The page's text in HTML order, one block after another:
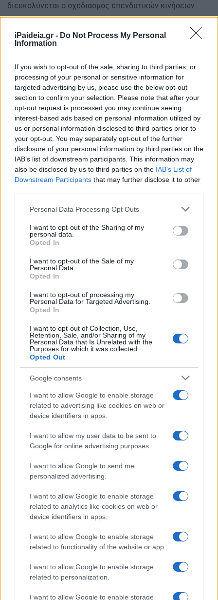
iPaideia.gr - Do Not Process My Personal
Information
If you wish to opt-out of the sale, sharing to third parties, or
processing of your personal or sensitive information for
targeted advertising by us, please use the below opt-out
section to confirm your selection. Please note that after your
opt-out request is processed you may continue seeing
interest-based ads based on personal information utilized by
us or personal information disclosed to third parties prior to
your opt-out. You may separately opt-out of the further
disclosure of your personal information by third parties on the
IAB’s list of downstream participants. This information may
also be disclosed by us to third parties on the IAB’s List of
Downstream Participants that may further disclose it to other
Please note that this website/app uses one or more Google
not limited to your visit or usage behaviour. You may click to
grant or deny consent to Google and its third-party tags to
use your data for below specified purposes in below Google
consent section.
Personal Data Processing Opt Outs
I want to opt-out of the Sharing of my
personal data.
Opted In
I want to opt-out of the Sale of my
Personal Data.
Opted In
I want to opt-out of processing my
Personal Data for Targeted Advertising.
Opted In
I want to opt-out of Collection, Use,
Retention, Sale, and/or Sharing of my
Personal Data that Is Unrelated with the
Purposes for which it was collected.
Opted Out
Google consents
I want to allow Google to enable storage
related to advertising like cookies on web or
device identifiers in apps.
I want to allow my user data to be sent to
Google for online advertising purposes.
I want to allow Google to send me
personalized advertising.
I want to allow Google to enable storage
related to analytics like cookies on web or
device identifiers in apps.
I want to allow Google to enable storage
related to functionality of the website or app.
I want to allow Google to enable storage
related to personalization.
I want to allow Google to enable storage
διευκολύνεται ο σχεδιασμός επενδυτικών κινήσεων
Τα δεδομένα παρουσιάζονται σε συνοπτική μορφή για
κάθε γεωτεμάχιο και προέρχονται από τα ανοικτά
δεδομένα του Ενιαίου Ψηφιακού Χάρτη του ΤΕΕ.
Παράλληλα, η διασύνδεση των δύο πλατφορμών
επιτρέπει την άμεση μετάβαση από τον Ψηφιακό Χάρτη
του Κτηματολογίου στον χάρτη του ΤΕΕ, ώστε να
προβάλλονται αναλυτικότερα πολεοδομικά στοιχεία.
Ποιες πληροφορίες εμφανίζονται
Μέσα από ένα εύχρηστο περιβάλλον, ο Ψηφιακός Χάρτης
συντελεστής δόμησης
συντελεστής κάλυψης
αριθμός ορόφων
προϋποθέσεις αρτιότητας οικοπέδου
Τα στοιχεία αυτά αποτυπώνονται χωρικά πάνω στο ίδιο
το γεωτεμάχιο, συνδυάζοντας κτηματολογικά και